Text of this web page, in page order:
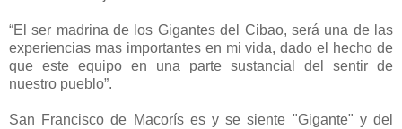
“El ser madrina de los Gigantes del Cibao, será una de las
experiencias mas importantes en mi vida, dado el hecho de
que este equipo en una parte sustancial del sentir de
nuestro pueblo”.
San Francisco de Macorís es y se siente "Gigante" y del